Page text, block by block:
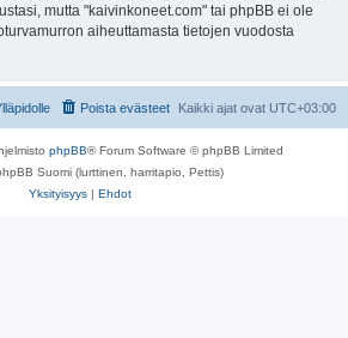
mutta "kaivinkoneet.com" tai phpBB ei ole
aiheuttamasta tietojen vuodosta
Kaikki ajat ovat UTC+03:00
Poista evästeet
phpBB® Forum Software © phpBB Limited
Suomi (lurttinen, harritapio, Pettis)
Yksityisyys | Ehdot